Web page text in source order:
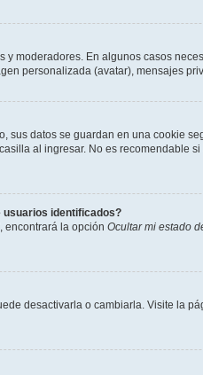
moderadores. En algunos casos
personalizada (avatar), mensajes
sus datos se guardan en una cookie
al ingresar. No es
usuarios identificados?
encontrará la opción Ocultar mi estado
desactivarla o cambiarla. Visite la